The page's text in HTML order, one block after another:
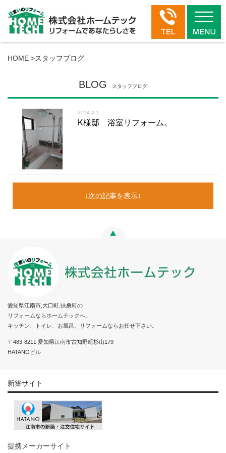
HOME >スタッフブログ
BLOG スタッフブログ
K様邸 浴室リフォーム。
2014.4.1
次の記事を表示
愛知県江南市,大口町,扶桑町の
リフォームならホームテックへ。
キッチン、トイレ、お風呂、リフォームならお任せ下さい。
〒483-8211 愛知県江南市古知野町杉山179
HATANOビル
新築サイト
提携メーカーサイト